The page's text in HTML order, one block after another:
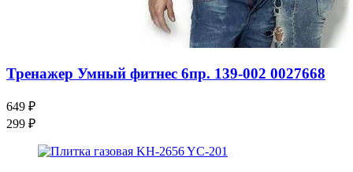
Тренажер Умный фитнес 6пр. 139-002 0027668
649 ₽
299 ₽